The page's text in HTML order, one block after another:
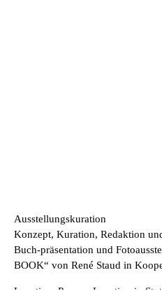
Ausstellungskuration
Konzept, Kuration, Redaktion
Buch-präsentation und
BOOK“ von René Staud in
Location: Pop-up-Location in